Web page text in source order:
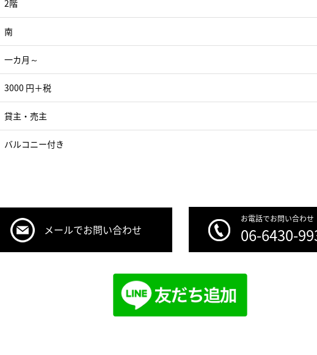
2階
南
一カ月～
3000 円＋税
貸主・売主
バルコニー付き
メールでお問い合わせ
お電話でお問い合わせ
06-6430-